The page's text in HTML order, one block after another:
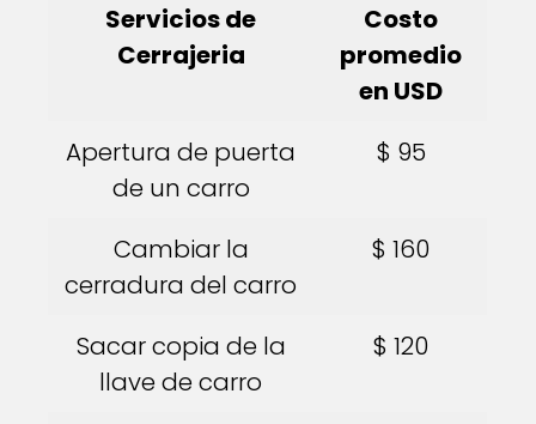
Servicios de
Cerrajeria
Costo
promedio
en USD
Apertura de puerta
de un carro
$ 95
Cambiar la
cerradura del carro
$ 160
Sacar copia de la
llave de carro
$ 120